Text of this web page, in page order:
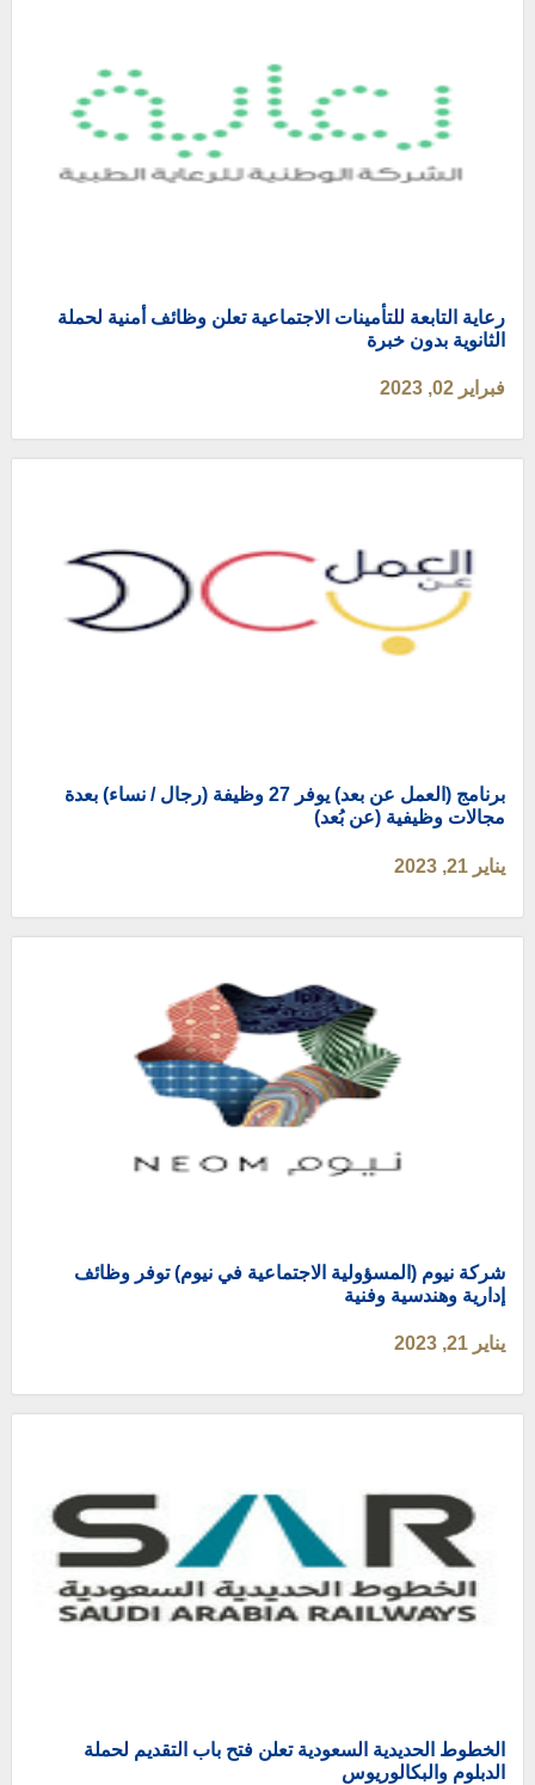
رعاية التابعة للتأمينات الاجتماعية تعلن وظائف أمنية لحملة
الثانوية بدون خبرة
فبراير 02, 2023
برنامج (العمل عن بعد) يوفر 27 وظيفة (رجال / نساء) بعدة
مجالات وظيفية (عن بُعد)
يناير 21, 2023
شركة نيوم (المسؤولية الاجتماعية في نيوم) توفر وظائف
إدارية وهندسية وفنية
يناير 21, 2023
الخطوط الحديدية السعودية تعلن فتح باب التقديم لحملة
الدبلوم والبكالوريوس